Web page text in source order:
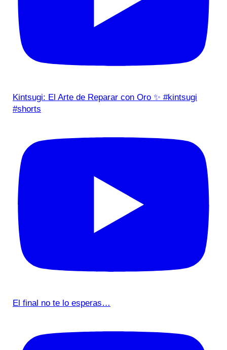
Kintsugi: El Arte de Reparar con Oro ✨ #kintsugi
#shorts
El final no te lo esperas…